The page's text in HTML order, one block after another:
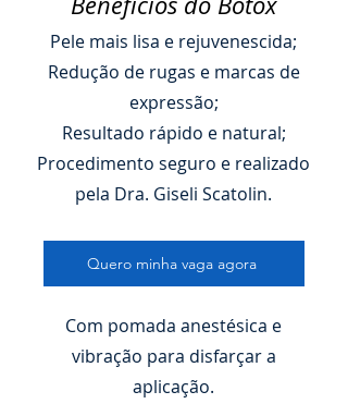
Pele mais lisa e rejuvenescida;
Redução de rugas e marcas de
expressão;
Resultado rápido e natural;
Procedimento seguro e realizado
pela Dra. Giseli Scatolin.
Com pomada anestésica e
vibração para disfarçar a
aplicação.
Quero minha vaga agora